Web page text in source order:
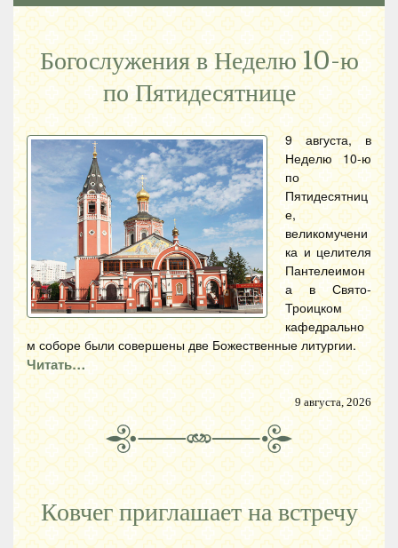
Богослужения в Неделю 10-ю
по Пятидесятнице
9 августа, в
Неделю 10-ю
по
Пятидесятниц
е,
великомучени
ка и целителя
Пантелеимон
а в Свято-
Троицком
кафедрально
м соборе были совершены две Божественные литургии.
Читать…
9 августа, 2026
Ковчег приглашает на встречу